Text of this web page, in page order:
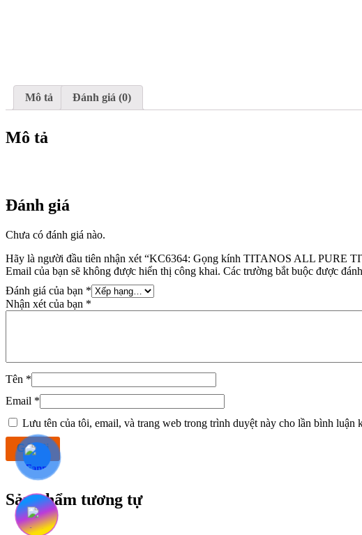
Mô tả Đánh giá (0)
Mô tả
Đánh giá
Chưa có đánh giá nào.
Hãy là người đầu tiên nhận xét “KC6364: Gọng kính TITANOS ALL PURE
Email của bạn sẽ không được hiển thị công khai. Các trường bắt buộc được
Đánh giá của bạn *
Nhận xét của bạn *
Tên *
Email *
Lưu tên của tôi, email, và trang web trong trình duyệt này cho lần bình luận
Sản phẩm tương tự